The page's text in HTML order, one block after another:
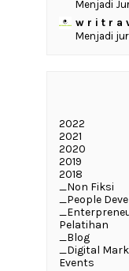
Menjadi
w r i t r a
Menjadi
2022
2021
2020
2019
2018
_Non Fiksi
_People
Pelatihan
_Blog
_Digital
Events